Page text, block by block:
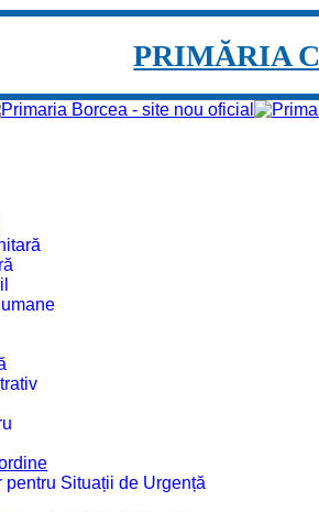
PRIMĂRIA
pentru Situații de Urgență